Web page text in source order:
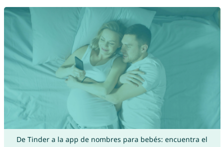
De Tinder a la app de nombres para bebés: encuentra el